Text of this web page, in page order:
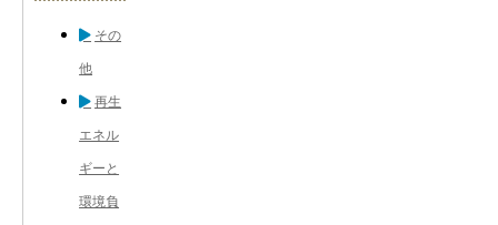
その
他
再生
エネル
ギーと
環境負